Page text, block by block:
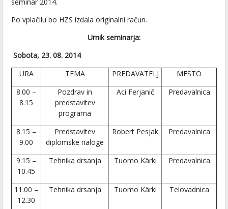
seminar 2014.
Po vplačilu bo HZS izdala originalni račun.
Urnik seminarja:
Sobota, 23. 08. 2014
URA
TEMA PREDAVATELJ
MESTO
8.00 –
8.15
Pozdrav in
predstavitev
programa
Aci Ferjanič Predavalnica
8.15 –
9.00
Predstavitev
diplomske naloge
Robert Pesjak Predavalnica
9.15 –
10.45
Tehnika drsanja Tuomo Kärki Predavalnica
11.00 –
12.30
Tehnika drsanja Tuomo Kärki Telovadnica